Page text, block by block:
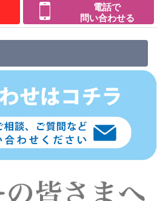
電話で
問い合わせる